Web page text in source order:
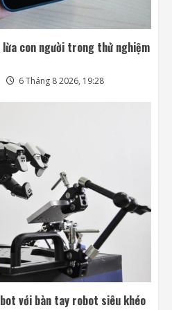
con người trong thử nghiệm
6 Tháng 8 2026, 19:28
với bàn tay robot siêu khéo